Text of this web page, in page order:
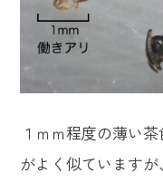
１ｍｍ程度の薄い
がよく似ています